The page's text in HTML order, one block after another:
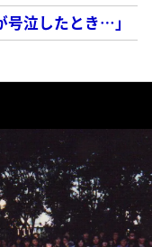
泣したとき…」